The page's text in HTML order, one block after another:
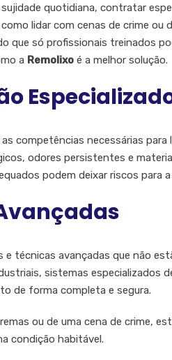
quotidiana, contratar
lidar com cenas de crime ou
que só profissionais treinados
a Remolixoé a melhor solução.
competências necessárias para
odores persistentes e
podem deixar riscos para
técnicas avançadas que não
sistemas especializados
de forma completa e segura.
ou de uma cena de crime,
condição habitável.